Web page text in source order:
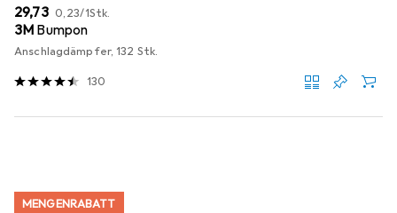
EUR
29,73 EUR
0,23/1Stk.
3M Bumpon
Anschlagdämpfer, 132 Stk.
130
MENGENRABATT